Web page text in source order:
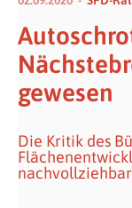
gewesen
Die Kritik des